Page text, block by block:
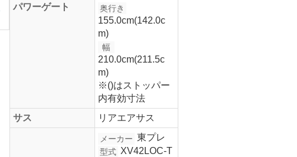
パワーゲート 奥行き
155.0cm(142.0c
m)
幅
210.0cm(211.5c
m)
※()はストッパー
内有効寸法
サス
リアエアサス
メーカー 東プレ
型式 XV42LOC-T